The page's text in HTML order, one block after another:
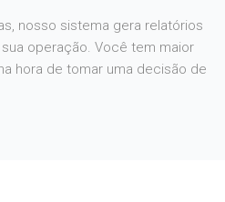
nosso sistema gera relatórios
operação. Você tem maior
hora de tomar uma decisão de